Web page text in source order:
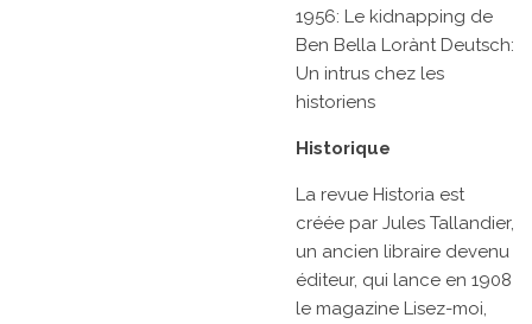
1956: Le kidnapping de
Ben Bella Lorànt Deutsch:
Un intrus chez les
historiens
Historique
La revue Historia est
créée par Jules Tallandier,
un ancien libraire devenu
éditeur, qui lance en 1908
le magazine Lisez-moi,